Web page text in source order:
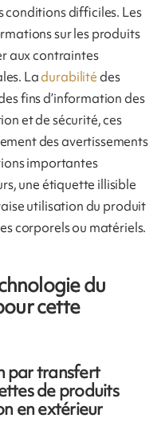
conditions difficiles. Les
sur les produits
aux contraintes
Ladurabilitédes
fins d’information des
et de sécurité, ces
des avertissements
importantes
une étiquette illisible
utilisation du produit
corporels ou matériels.
du
cette
par transfert
de produits
en extérieur